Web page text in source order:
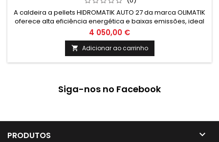
A caldeira a pellets HIDROMATIK AUTO 27 da marca OLIMATIK
oferece alta eficiência energética e baixas emissões, ideal
para aquecimento de ambientes de forma sustentável.
Controle automático de temperatura e fácil manutenção,
garantindo conforto e praticidade.
4 050,00 €
 Adicionar ao carrinho
Siga-nos no Facebook
PRODUTOS 